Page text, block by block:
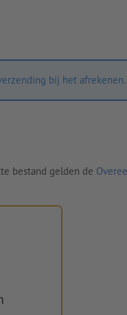
bij het afrekenen.
bestand gelden de